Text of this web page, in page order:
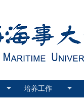
培养工作